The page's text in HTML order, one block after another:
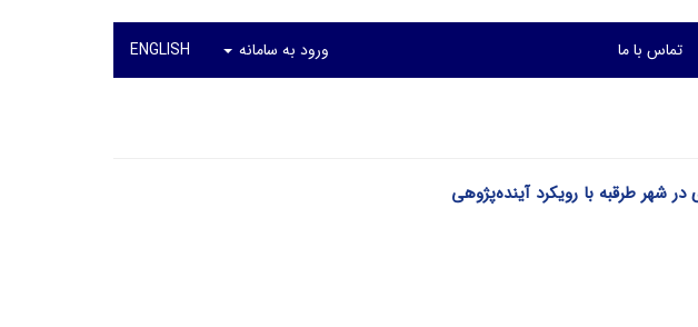
تماس با ما ورود به سامانه ENGLISH
شهر طرقبه با رویکرد آینده‌پژوهی